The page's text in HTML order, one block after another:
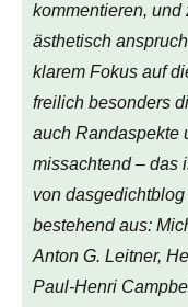
kommentieren, und
ästhetisch
klarem Fokus auf
freilich besonders
auch Randaspekte
missachtend – das
von dasgedichtblog
bestehend aus:
Anton G. Leitner,
Paul-Henri